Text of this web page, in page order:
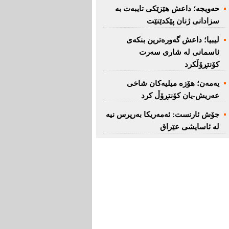
حەویجە؛ داعش هێزێكی تایبەت بە
سزادانی ژنان پێكدێنێت
لیبیا؛ داعش گەورەترین بنكەی
ئاسمانی لە شاری سەرت
کۆنتڕۆڵکرد
یەمەن؛ هۆزە میلیەكان شاخی
عەریش-یان كۆنتڕۆڵ كرد
جۆش ئارنست: ئەمەریكا بەرپرس نیە
لە ئاسایشی عێراق